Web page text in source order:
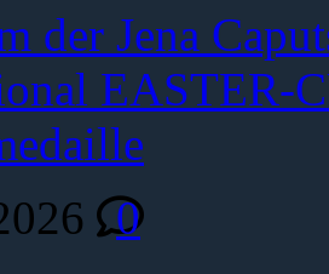
der Jena
EASTER-
0